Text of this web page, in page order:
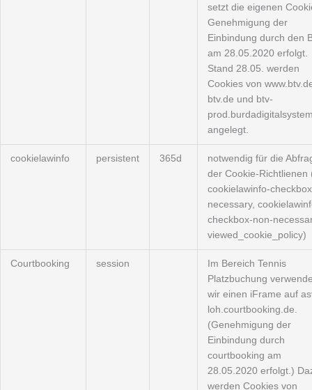
setzt die eigenen
Genehmigung der
Einbindung durch den
am 28.05.2020 erfolgt.
Stand 28.05. werden
Cookies von
btv.de und btv-
angelegt.
cookielawinfo persistent 365d
notwendig für die
der Cookie-Richtlienen
cookielawinfo-
necessary,
checkbox-non-
viewed_cookie_policy)
Courtbooking session
Im Bereich Tennis
Platzbuchung
wir einen iFrame auf
loh.courtbooking.de.
(Genehmigung der
Einbindung durch
courtbooking am
28.05.2020 erfolgt.)
werden Cookies von